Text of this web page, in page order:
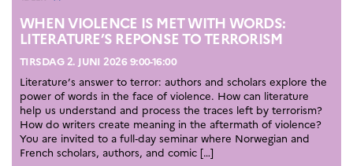
FRANSK SPRÅK
Lære fransk i
Frankrike
Fremming av fransk
språk
Frankofoni
Skolebesøk
Språksertifisering
(DELF/DALF/TCF)
WHEN VIOLENCE IS MET WITH WORDS:
LITERATURE’S REPONSE TO TERRORISM
TIRSDAG 2. JUNI 2026 9:00-16:00
Literature’s answer to terror: authors and scholars explore the
power of words in the face of violence. How can literature
help us understand and process the traces left by terrorism?
How do writers create meaning in the aftermath of violence?
You are invited to a full‑day seminar where Norwegian and
French scholars, authors, and comic […]